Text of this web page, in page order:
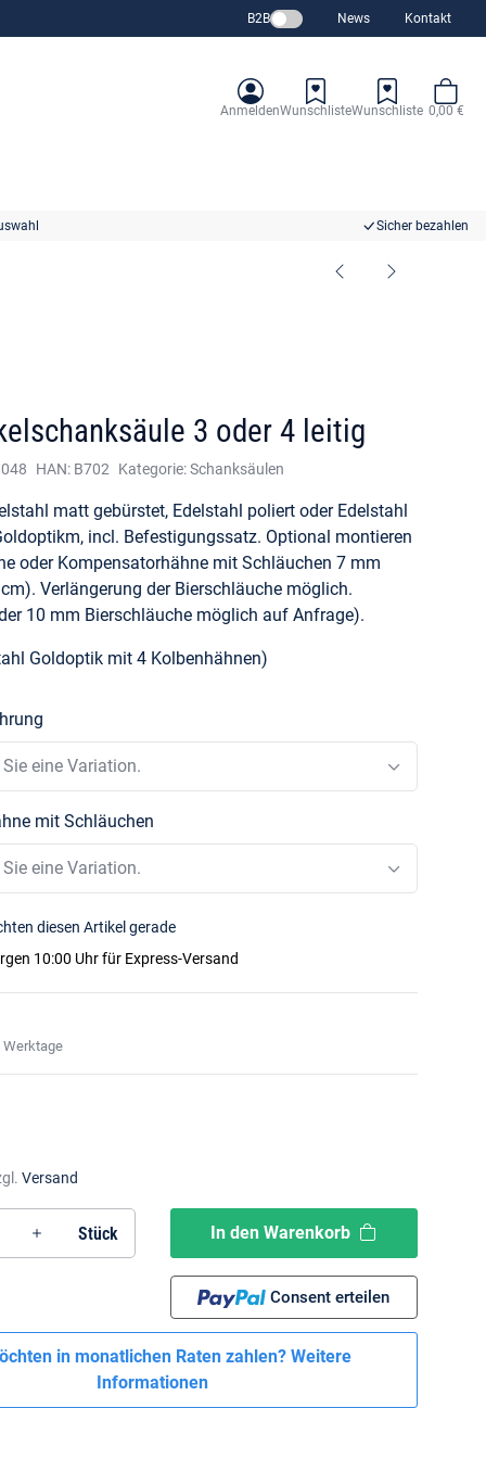
B2B News Kontakt
AnmeldenWunschlisteWunschliste 0,00 €
Sicher bezahlen
3 oder 4 leitig
HAN: B702 Kategorie:Schanksäulen
matt gebürstet, Edelstahl poliert oder Edelstahl
incl. Befestigungssatz. Optional montieren
oder Kompensatorhähne mit Schläuchen 7 mm
Verlängerung der Bierschläuche möglich.
10 mm Bierschläuche möglich auf Anfrage).
Goldoptik mit 4 Kolbenhähnen)
eine Variation.
mit Schläuchen
eine Variation.
diesen Artikel gerade
10:00 Uhrfür Express-Versand
Werktage
Versand
Stück In den Warenkorb
Consent erteilen
in monatlichen Raten zahlen? Weitere
Informationen